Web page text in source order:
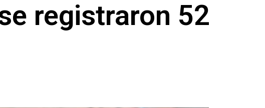
registraron 52